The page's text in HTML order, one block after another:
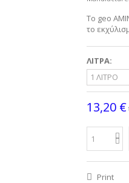
Το geo
το
ΛΙΤΡΑ:
13,20 €
Print